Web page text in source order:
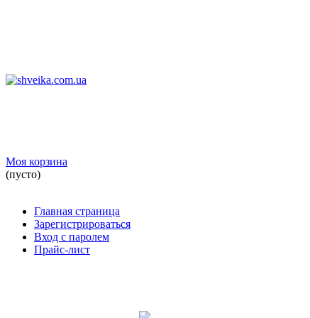
Моя корзина
(пусто)
Главная страница
Зарегистрироваться
Вход с паролем
Прайс-лист